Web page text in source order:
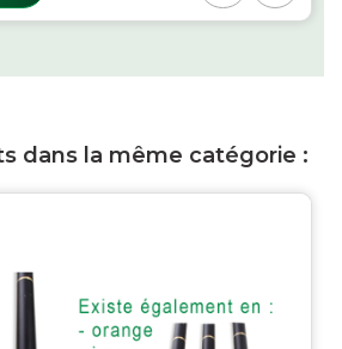
dans la même catégorie :